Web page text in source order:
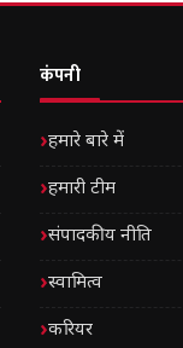
कंपनी
हमारे बारे में
हमारी टीम
संपादकीय नीति
स्वामित्व
करियर